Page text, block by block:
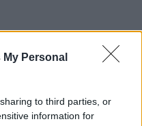
Personal
to third parties, or
information for